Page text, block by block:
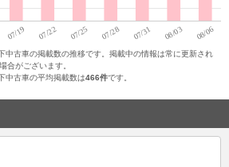
古車の掲載数の推移です。掲載中の情報は常に更新され
合がございます。
中古車の平均掲載数は466件です。